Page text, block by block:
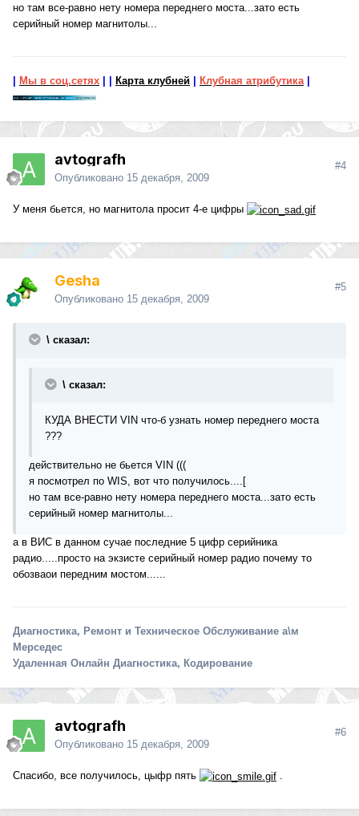
но там все-равно нету номера переднего моста...зато есть
серийный номер магнитолы...
Мы в соц.сетях Карта клубней Клубная атрибутика|
avtografh
Опубликовано 15 декабря, 2009
#4
У меня бьется, но магнитола просит 4-е цифры
Gesha
Опубликовано 15 декабря, 2009
#5
\ сказал:
\ сказал:
КУДА ВНЕСТИ VIN что-б узнать номер переднего моста
???
действительно не бьется VIN (((
я посмотрел по WIS, вот что получилось....[
но там все-равно нету номера переднего моста...зато есть
серийный номер магнитолы...
а в ВИС в данном сучае последние 5 цифр серийника
радио.....просто на экзисте серийный номер радио почему то
обозваои передним мостом......
Диагностика, Ремонт и Техническое Обслуживание а\м
Мерседес
Удаленная Онлайн Диагностика, Кодирование
avtografh
Опубликовано 15 декабря, 2009
#6
Спасибо, все получилось, цыфр пять .